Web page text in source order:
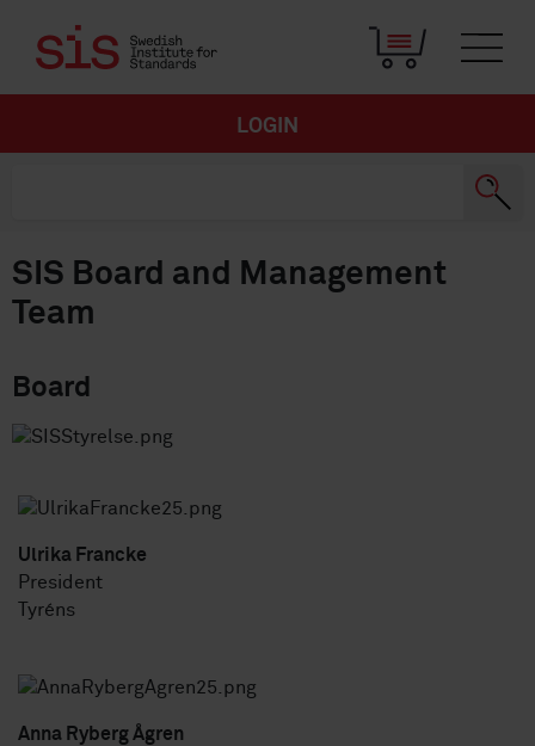
LOGIN
SIS Board and Management
Team
Board
Ulrika Francke
President
Tyréns
Anna Ryberg Ågren